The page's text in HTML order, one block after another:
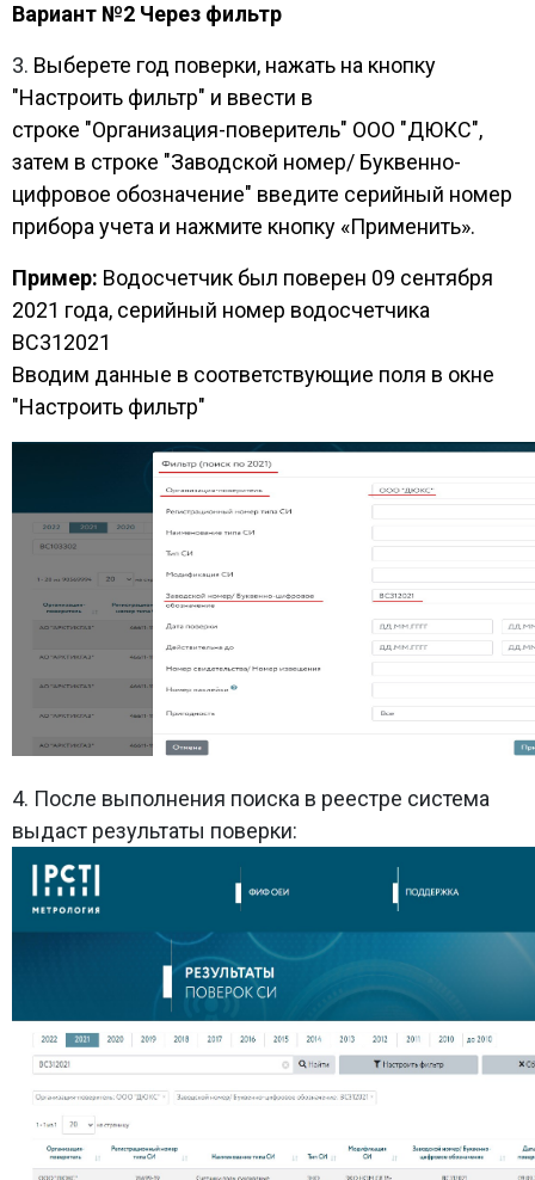
Вариант №2 Через фильтр
3. Выберете год поверки, нажать на кнопку
"Настроить фильтр" и ввести в
строке "Организация-поверитель" ООО "ДЮКС",
затем в строке "Заводской номер/ Буквенно-
цифровое обозначение" введите серийный номер
прибора учета и нажмите кнопку «Применить».
Пример: Водосчетчик был поверен 09 сентября
2021 года, серийный номер водосчетчика
BC312021
Вводим данные в соответствующие поля в окне
"Настроить фильтр"
4. После выполнения поиска в реестре система
выдаст результаты поверки: